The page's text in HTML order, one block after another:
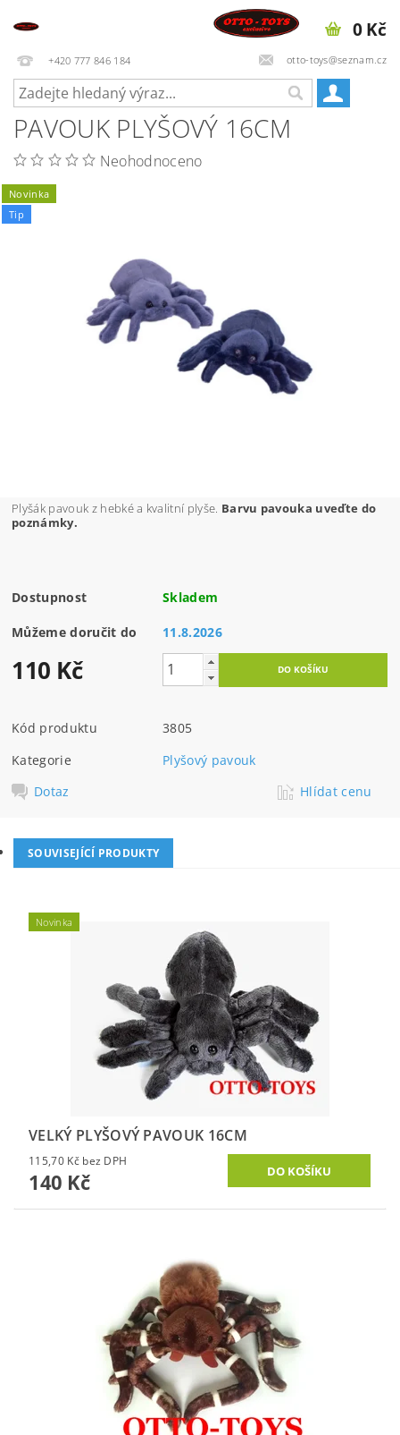
+420 777 846 184 otto-toys@seznam.cz
0 Kč
PAVOUK PLYŠOVÝ 16CM
Neohodnoceno
Novinka
Tip
Plyšák pavouk z hebké a kvalitní plyše. Barvu pavouka uveďte do
poznámky.
Dostupnost Skladem
Můžeme doručit do 11.8.2026
110 Kč
Kód produktu
3805
Kategorie
Plyšový pavouk
Dotaz
Hlídat cenu
SOUVISEJÍCÍ PRODUKTY
Novinka
VELKÝ PLYŠOVÝ PAVOUK 16CM
115,70 Kč bez DPH
140 Kč